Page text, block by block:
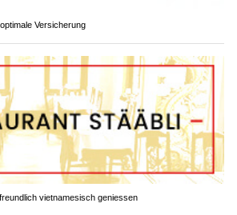
Versicherung
vietnamesisch geniessen